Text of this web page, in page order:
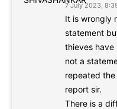
7 July 2023,
It is wrongly
statement
thieves have
not a
repeated
report sir.
There is a